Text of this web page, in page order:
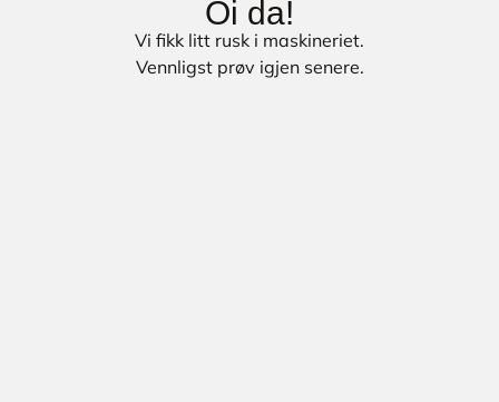
Oi da!
Vi fikk litt rusk i maskineriet.
Vennligst prøv igjen senere.